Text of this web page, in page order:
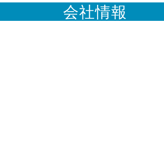
会社情報